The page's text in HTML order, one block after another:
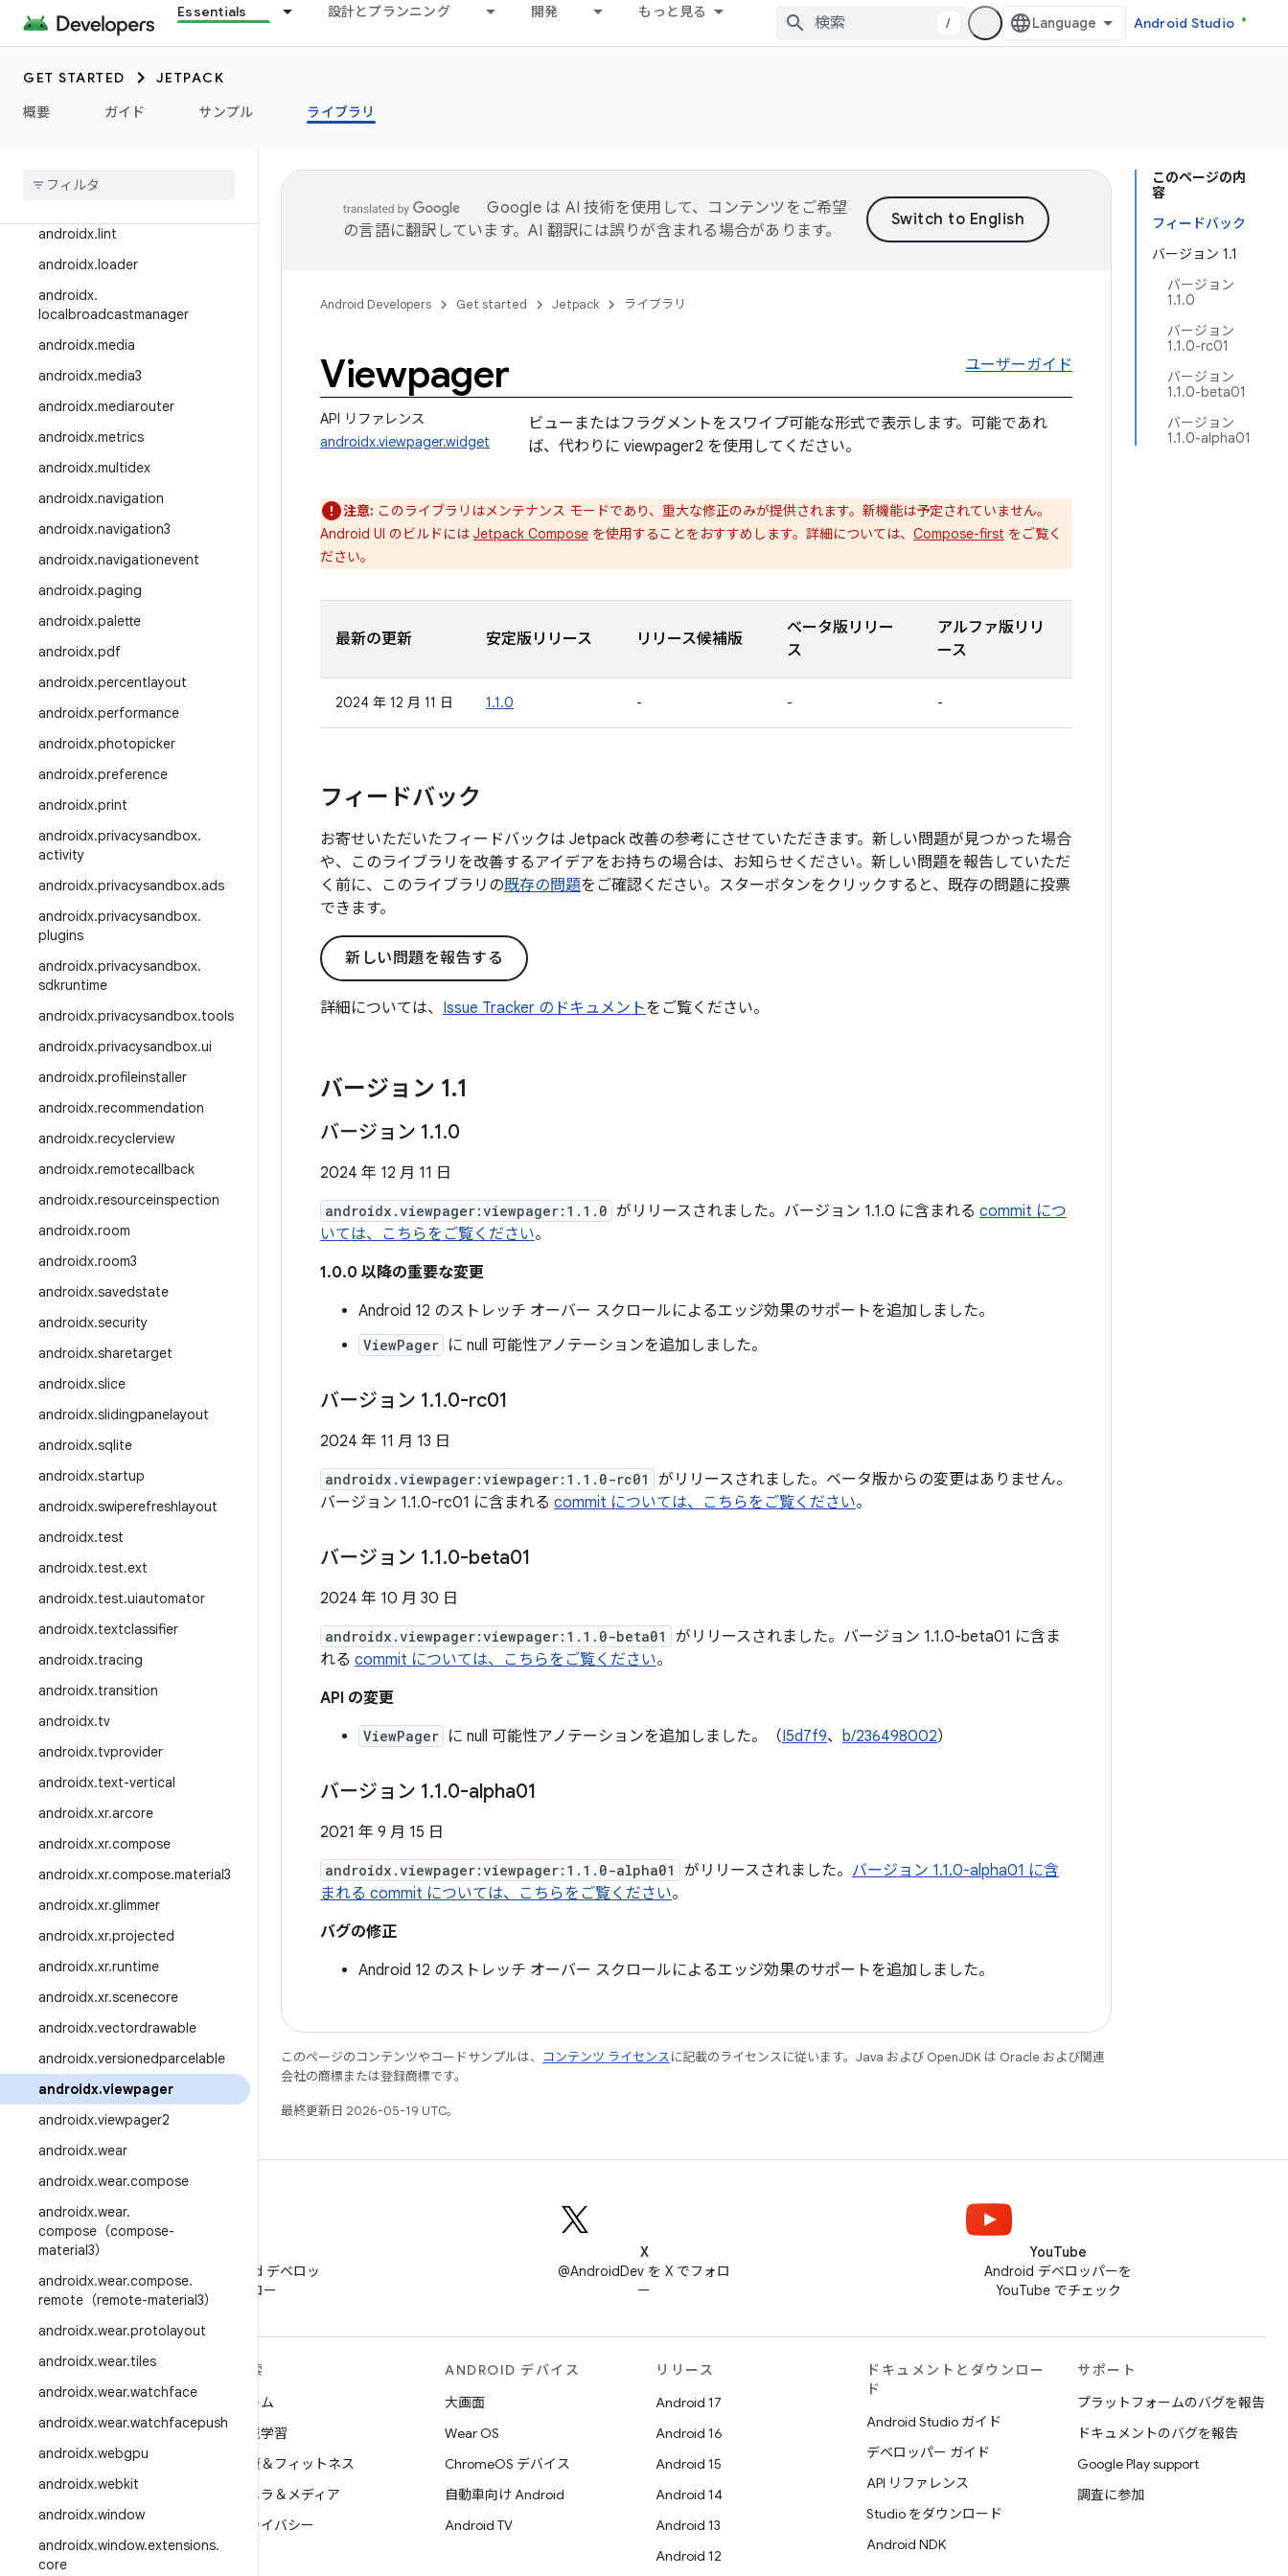
Essentials 設計とプランニング 開発 もっと見る
/ Android Studio
GET STARTED
JETPACK
概要
ガイド サンプル ライブラリ
androidx.ink
androidx.input
androidx.interpolator
androidx.javascriptengine
androidx.lint
androidx.loader
androidx.
localbroadcastmanager
androidx.media
androidx.media3
androidx.mediarouter
androidx.metrics
androidx.multidex
androidx.navigation
androidx.navigation3
androidx.navigationevent
androidx.paging
androidx.palette
androidx.pdf
androidx.percentlayout
androidx.performance
androidx.photopicker
androidx.preference
androidx.print
androidx.privacysandbox.
activity
androidx.privacysandbox.ads
androidx.privacysandbox.
plugins
androidx.privacysandbox.
sdkruntime
androidx.privacysandbox.tools
androidx.privacysandbox.ui
androidx.profileinstaller
androidx.recommendation
androidx.recyclerview
androidx.remotecallback
androidx.resourceinspection
androidx.room
androidx.room3
androidx.savedstate
androidx.security
androidx.sharetarget
androidx.slice
androidx.slidingpanelayout
androidx.sqlite
androidx.startup
androidx.swiperefreshlayout
androidx.test
androidx.test.ext
androidx.test.uiautomator
androidx.textclassifier
androidx.tracing
androidx.transition
androidx.tv
androidx.tvprovider
androidx.text-vertical
androidx.xr.arcore
androidx.xr.compose
androidx.xr.compose.material3
androidx.xr.glimmer
androidx.xr.projected
androidx.xr.runtime
androidx.xr.scenecore
androidx.vectordrawable
androidx.versionedparcelable
androidx.viewpager
androidx.viewpager2
androidx.wear
androidx.wear.compose
androidx.wear.
compose（compose-
material3）
androidx.wear.compose.
remote（remote-material3）
androidx.wear.protolayout
androidx.wear.tiles
androidx.wear.watchface
androidx.wear.watchfacepush
androidx.webgpu
androidx.webkit
androidx.window
androidx.window.extensions.
core
このページの内
容
フィードバック
バージョン 1.1
バージョン
1.1.0
バージョン
1.1.0-rc01
バージョン
1.1.0-beta01
バージョン
1.1.0-alpha01
Google は AI 技術を使用して、コンテンツをご希望
の言語に翻訳しています。AI 翻訳には誤りが含まれる場合があります。
Android Developers Get started Jetpack ライブラリ
Viewpager ユーザーガイド
API リファレンス
androidx.viewpager.widget
ビューまたはフラグメントをスワイプ可能な形式で表示します。可能であれ
ば、代わりに viewpager2 を使用してください。
注意: このライブラリはメンテナンス モードであり、重大な修正のみが提供されます。新機能は予定されていません。
Android UI のビルドには Jetpack Compose を使用することをおすすめします。詳細については、 Compose-first をご覧く
ださい。
最新の更新 安定版リリース リリース候補版
ベータ版リリー
ス
アルファ版リリ
ース
2024 年 12 月 11 日 1.1.0 - - -
フィードバック
お寄せいただいたフィードバックは Jetpack 改善の参考にさせていただきます。新しい問題が見つかった場合
や、このライブラリを改善するアイデアをお持ちの場合は、お知らせください。新しい問題を報告していただ
く前に、このライブラリの既存の問題をご確認ください。スターボタンをクリックすると、既存の問題に投票
できます。
新しい問題を報告する
詳細については、 Issue Tracker のドキュメントをご覧ください。
バージョン 1.1
バージョン 1.1.0
2024 年 12 月 11 日
androidx.viewpager:viewpager:1.1.0 がリリースされました。バージョン 1.1.0 に含まれる commit につ
いては、こちらをご覧ください。
1.0.0 以降の重要な変更
Android 12 のストレッチ オーバー スクロールによるエッジ効果のサポートを追加しました。
ViewPager に null 可能性アノテーションを追加しました。
バージョン 1.1.0-rc01
2024 年 11 月 13 日
androidx.viewpager:viewpager:1.1.0-rc01
がリリースされました。ベータ版からの変更はありません。
バージョン 1.1.0-rc01 に含まれる commit については、こちらをご覧ください。
バージョン 1.1.0-beta01
2024 年 10 月 30 日
androidx.viewpager:viewpager:1.1.0-beta01
がリリースされました。バージョン 1.1.0-beta01 に含ま
れる commit については、こちらをご覧ください。
API の変更
ViewPager に null 可能性アノテーションを追加しました。（I5d7f9、 b/236498002）
バージョン 1.1.0-alpha01
2021 年 9 月 15 日
androidx.viewpager:viewpager:1.1.0-alpha01 がリリースされました。 バージョン 1.1.0-alpha01 に含
まれる commit については、こちらをご覧ください。
バグの修正
Android 12 のストレッチ オーバー スクロールによるエッジ効果のサポートを追加しました。
このページのコンテンツやコードサンプルは、 コンテンツ ライセンスに記載のライセンスに従います。Java および OpenJDK は Oracle および関連
会社の商標または登録商標です。
最終更新日 2026-05-19 UTC。
WeChat で Android デベロッ
パーをフォロー
X
@AndroidDev を X でフォロ
ー
YouTube
Android デベロッパーを
YouTube でチェック
ANDROID の詳細
Android
エンタープライズ向け Android
セキュリティ
ソース
ニュース
ブログ
探索
ゲーム
機械学習
健康＆フィットネス
カメラ＆メディア
プライバシー
ANDROID デバイス
大画面
Wear OS
ChromeOS デバイス
自動車向け Android
Android TV
リリース
Android 17
Android 16
Android 15
Android 14
Android 13
Android 12
ドキュメントとダウンロー
ド
Android Studio ガイド
デベロッパー ガイド
API リファレンス
Studio をダウンロード
Android NDK
サポート
プラットフォームのバグを報告
ドキュメントのバグを報告
Google Play support
調査に参加